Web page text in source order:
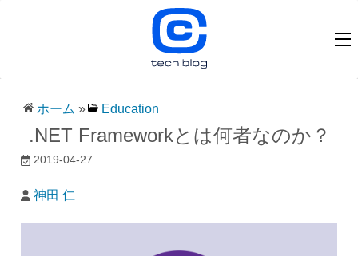
ホーム » Education
.NET Frameworkとは何者なのか？
2019-04-27
神田 仁